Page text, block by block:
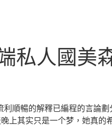
私人國美
順暢的解釋已編程的言論
上其实只是一个梦，她真的